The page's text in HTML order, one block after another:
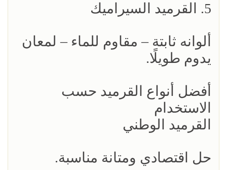
5. القرميد السيراميك
ألوانه ثابتة – مقاوم للماء – لمعان
يدوم طويلًا.
أفضل أنواع القرميد حسب
الاستخدام
القرميد الوطني
حل اقتصادي ومتانة مناسبة.